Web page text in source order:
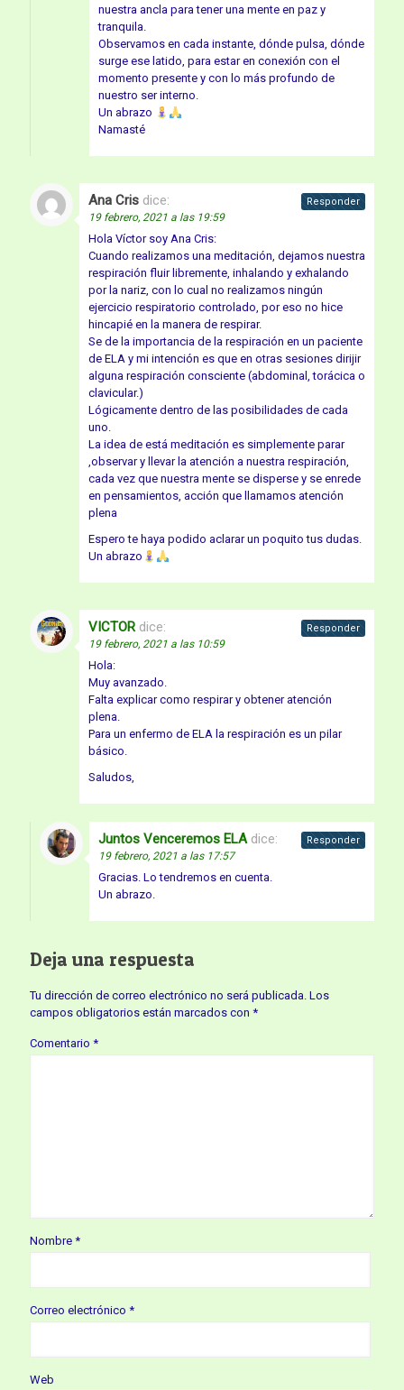
nuestra ancla para tener una mente en paz y
tranquila.
Observamos en cada instante, dónde pulsa, dónde
surge ese latido, para estar en conexión con el
momento presente y con lo más profundo de
nuestro ser interno.
Un abrazo
Namasté
Ana Cris dice:
19 febrero, 2021 a las 19:59
Hola Víctor soy Ana Cris:
Cuando realizamos una meditación, dejamos nuestra
respiración fluir libremente, inhalando y exhalando
por la nariz, con lo cual no realizamos ningún
ejercicio respiratorio controlado, por eso no hice
hincapié en la manera de respirar.
Se de la importancia de la respiración en un paciente
de ELA y mi intención es que en otras sesiones dirijir
alguna respiración consciente (abdominal, torácica o
clavicular.)
Lógicamente dentro de las posibilidades de cada
uno.
La idea de está meditación es simplemente parar
,observar y llevar la atención a nuestra respiración,
cada vez que nuestra mente se disperse y se enrede
en pensamientos, acción que llamamos atención
plena
Espero te haya podido aclarar un poquito tus dudas.
Un abrazo
Responder
VICTOR dice:
19 febrero, 2021 a las 10:59
Hola:
Muy avanzado.
Falta explicar como respirar y obtener atención
plena.
Para un enfermo de ELA la respiración es un pilar
básico.
Saludos,
Responder
Juntos Venceremos ELA dice:
19 febrero, 2021 a las 17:57
Gracias. Lo tendremos en cuenta.
Un abrazo.
Responder
Deja una respuesta
Tu dirección de correo electrónico no será publicada. Los
campos obligatorios están marcados con *
Comentario *
Nombre *
Correo electrónico *
Web